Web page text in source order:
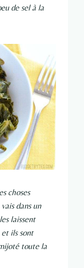
de sel à la
choses
dans un
laissent
ils sont
toute la